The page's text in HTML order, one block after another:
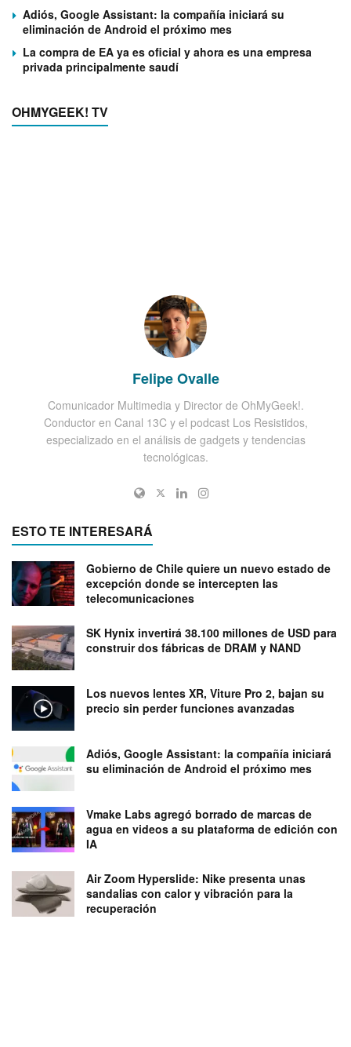
Adiós, Google Assistant: la compañía iniciará su
eliminación de Android el próximo mes
La compra de EA ya es oficial y ahora es una empresa
privada principalmente saudí
OHMYGEEK! TV
Felipe Ovalle
Comunicador Multimedia y Director de OhMyGeek!.
Conductor en Canal 13C y el podcast Los Resistidos,
especializado en el análisis de gadgets y tendencias
tecnológicas.
ESTO TE INTERESARÁ
Gobierno de Chile quiere un nuevo estado de
excepción donde se intercepten las
telecomunicaciones
SK Hynix invertirá 38.100 millones de USD para
construir dos fábricas de DRAM y NAND
Los nuevos lentes XR, Viture Pro 2, bajan su
precio sin perder funciones avanzadas
Adiós, Google Assistant: la compañía iniciará
su eliminación de Android el próximo mes
Vmake Labs agregó borrado de marcas de
agua en videos a su plataforma de edición con
IA
Air Zoom Hyperslide: Nike presenta unas
sandalias con calor y vibración para la
recuperación